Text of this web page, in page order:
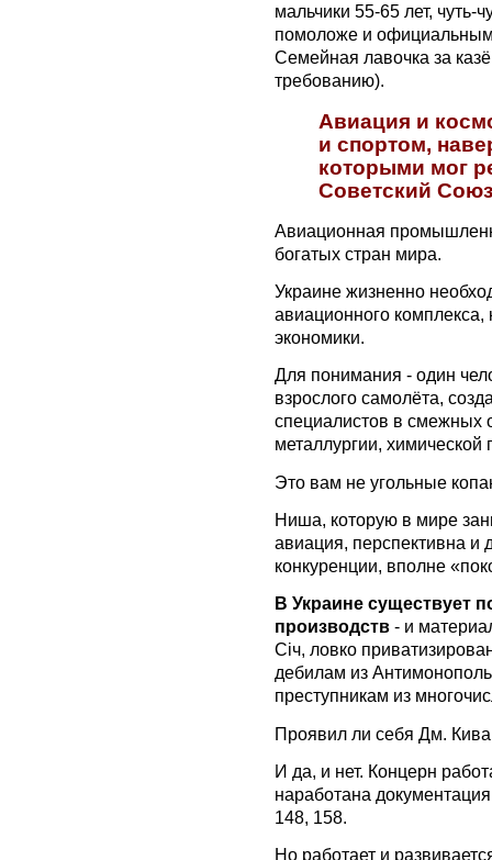
мальчики 55-65 лет,
помоложе и
Семейная лавочка за
требованию).
Авиация и
и спортом,
которыми мог
Советский
Авиационная
богатых стран мира.
Украине жизненно
авиационного
экономики.
Для понимания - один
взрослого самолёта,
специалистов в смежных
металлургии,
Это вам не угольные
Ниша, которую в мире
авиация, перспективна и
конкуренции, вполне
В Украине существует
производств - и
Січ, ловко
дебилам из
преступникам из
Проявил ли себя Дм. Кива
И да, и нет. Концерн
наработана
148, 158.
Но работает и